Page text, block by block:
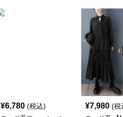
¥6,780 (税込) ¥7,980 (税